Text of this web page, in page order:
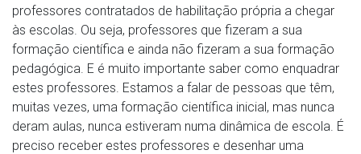
professores contratados de habilitação própria a chegar
às escolas. Ou seja, professores que fizeram a sua
formação científica e ainda não fizeram a sua formação
pedagógica. E é muito importante saber como enquadrar
estes professores. Estamos a falar de pessoas que têm,
muitas vezes, uma formação científica inicial, mas nunca
deram aulas, nunca estiveram numa dinâmica de escola. É
preciso receber estes professores e desenhar uma